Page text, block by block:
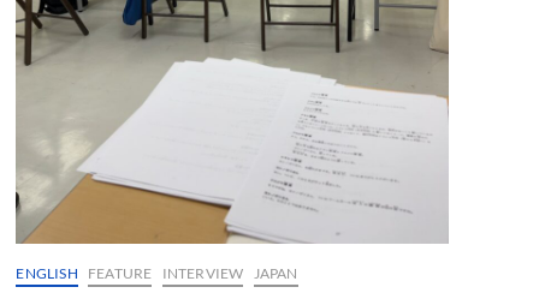
ENGLISH FEATURE INTERVIEW JAPAN